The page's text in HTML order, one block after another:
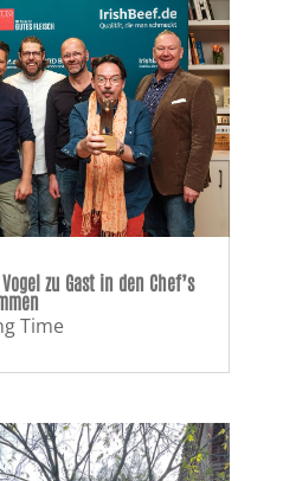
zu Gast in den Chef’s
Time